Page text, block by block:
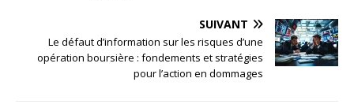
SUIVANT
Le défaut d’information sur les risques d’une
opération boursière : fondements et stratégies
pour l’action en dommages